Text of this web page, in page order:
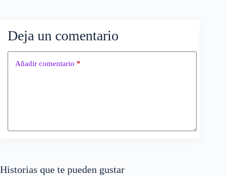
Deja un comentario
Añadir comentario *
Historias que te pueden gustar